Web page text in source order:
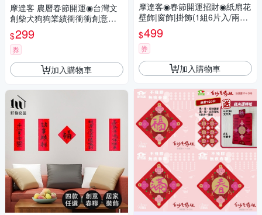
摩達客 農曆春節開運◉台灣文
創柴犬狗狗業績衝衝衝創意設
計吉祥紅包袋(共12入)
$299
券
加入購物車
摩達客◉春節開運招財◉紙扇花
壁飾|窗飾|掛飾(1組6片入/兩款
可選)
$499
券
加入購物車